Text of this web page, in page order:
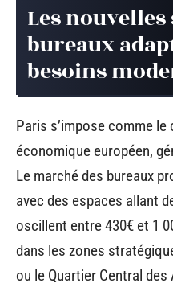
Les
bureaux
besoins
Paris s’impose comme
économique européen,
Le marché des bureaux
avec des espaces allant
oscillent entre 430€ et 1
dans les zones
ou le Quartier Central